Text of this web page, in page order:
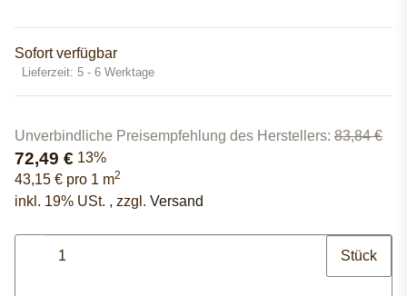
Sofort verfügbar
Lieferzeit: 5 - 6 Werktage
Unverbindliche Preisempfehlung des Herstellers: 83,84 €
72,49 € 13%
43,15 € pro 1 m2
inkl. 19% USt. , zzgl. Versand
Stück